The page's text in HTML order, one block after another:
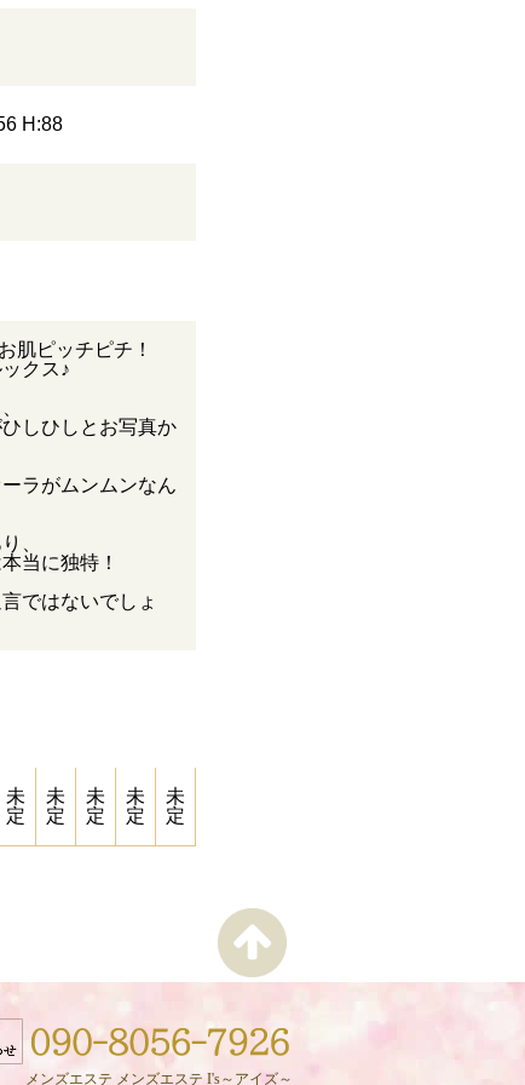
H:88
肌ピッチピチ！
クス♪
しひしとお写真か
ラがムンムンなん
、
当に独特！
ではないでしょ
未
定
未
定
未
定
未
定
未
定
メンズエステ メンズエステ I's～アイズ～